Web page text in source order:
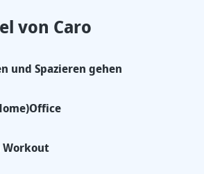
von Caro
und Spazieren gehen
Workout